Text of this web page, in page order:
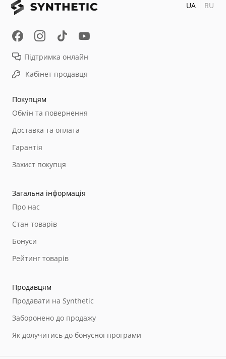
Покупцям
Обмін та повернення
Доставка та оплата
Гарантія
Захист покупця
Загальна інформація
Про нас
Стан товарів
Бонуси
Рейтинг товарів
Продавцям
Продавати на Synthetic
Заборонено до продажу
Як долучитись до бонусної програми
Підтримка онлайн
Кабінет продавця
UA RU